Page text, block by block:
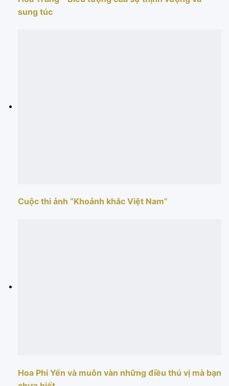
sung túc
Cuộc thi ảnh “Khoảnh khắc Việt Nam”
Hoa Phi Yến và muôn vàn những điều thú vị mà bạn